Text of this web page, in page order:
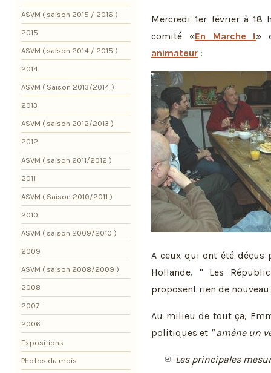
Mercredi 1er février à
comité «En Marche !»
animateur :
A ceux qui ont été déçus
Hollande, " Les
proposent rien de
Au milieu de tout ça,
politiques et " amène un
Les principales
ASVM ( saison 2015 / 2016 )
2015
ASVM ( saison 2014 / 2015 )
2014
ASVM ( Saison 2013/2014 )
2013
ASVM ( saison 2012/2013 )
2012
ASVM ( saison 2011/2012 )
2011
ASVM ( Saison 2010/2011 )
2010
ASVM ( saison 2009/2010 )
2009
ASVM ( saison 2008/2009 )
2008
2007
2006
Expositions
Photos du mois